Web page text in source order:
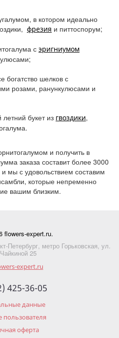
в котором идеально
фрезия и питтоспорум;
с эригниумом
богатство шелков с
розами, ранункулюсами и
букет из гвоздики,
и получить в
заказа составит более 3000
мы с удовольствием составим
которые непременно
вашим близким.
flowers-expert.ru.
Петербург, метро Горьковская, ул.
25
expert.ru
425-36-05
данные
пользователя
оферта